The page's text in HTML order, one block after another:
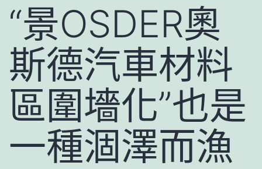
“景OSDER奧
斯德汽車材料
區圍墻化”也是
一種涸澤而漁